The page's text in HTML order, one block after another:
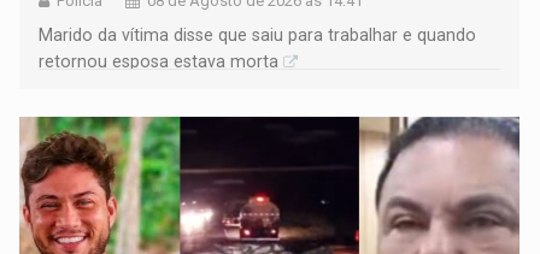
Marido da vítima disse que saiu para trabalhar e quando
retornou esposa estava morta